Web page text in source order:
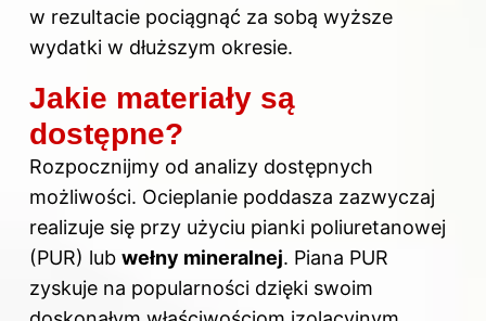
w rezultacie pociągnąć za sobą wyższe
wydatki w dłuższym okresie.
Jakie materiały są
dostępne?
Rozpocznijmy od analizy dostępnych
możliwości. Ocieplanie poddasza zazwyczaj
realizuje się przy użyciu pianki poliuretanowej
(PUR) lub wełny mineralnej. Piana PUR
zyskuje na popularności dzięki swoim